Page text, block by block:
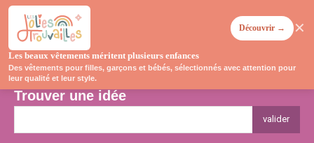
Trouver une idée
valider
Les beaux vêtements méritent plusieurs enfances
Des vêtements pour filles, garçons et bébés, sélectionnés avec attention pour
leur qualité et leur style.
Découvrir → ✕